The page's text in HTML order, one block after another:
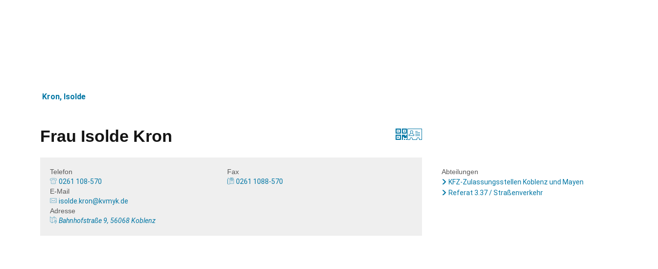
Kron, Isolde
Frau Isolde Kron
Telefon
0261 108-570
Fax
0261 1088-570
E-Mail
isolde.kron@kvmyk.de
Adresse
Bahnhofstraße 9, 56068 Koblenz
Abteilungen
KFZ-Zulassungsstellen Koblenz und Mayen
Referat 3.37 / Straßenverkehr